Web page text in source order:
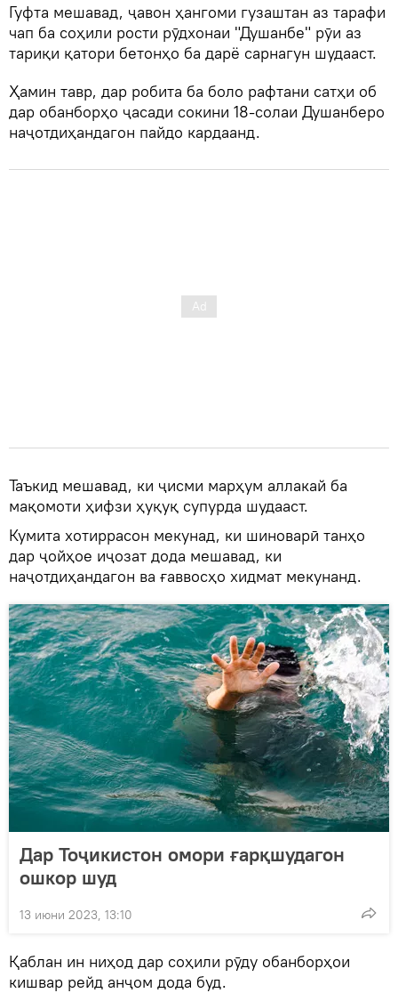
Гуфта мешавад, ҷавон ҳангоми гузаштан аз тарафи
чап ба соҳили рости рӯдхонаи "Душанбе" рӯи аз
тариқи қатори бетонҳо ба дарё сарнагун шудааст.
Ҳамин тавр, дар робита ба боло рафтани сатҳи об
дар обанборҳо ҷасади сокини 18-солаи Душанберо
наҷотдиҳандагон пайдо кардаанд.
Таъкид мешавад, ки ҷисми марҳум аллакай ба
мақомоти ҳифзи ҳуқуқ супурда шудааст.
Кумита хотиррасон мекунад, ки шиноварӣ танҳо
дар ҷойҳое иҷозат дода мешавад, ки
наҷотдиҳандагон ва ғаввосҳо хидмат мекунанд.
Дар Тоҷикистон омори ғарқшудагон
ошкор шуд
13 июни 2023, 13:10
Қаблан ин ниҳод дар соҳили рӯду обанборҳои
кишвар рейд анҷом дода буд.